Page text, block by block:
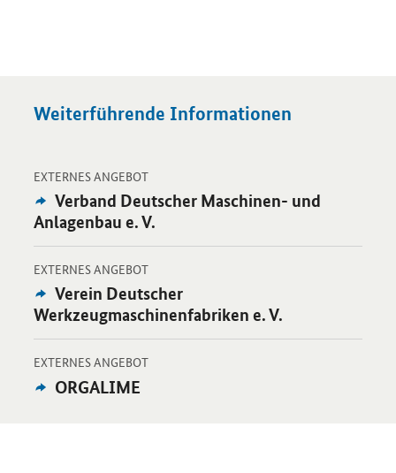
Weiterführende Informationen
EXTERNES ANGEBOT-
Externes
Angebot:
Verband Deutscher Maschinen- und
Anlagenbau e. V.
Öffnet Einzelsicht
EXTERNES ANGEBOT-
Externes
Angebot:
Verein Deutscher
Werkzeugmaschinenfabriken e. V.
Öffnet Einzelsicht
EXTERNES ANGEBOT-
Externes
Angebot:
ORGALIME
Öffnet Einzelsicht